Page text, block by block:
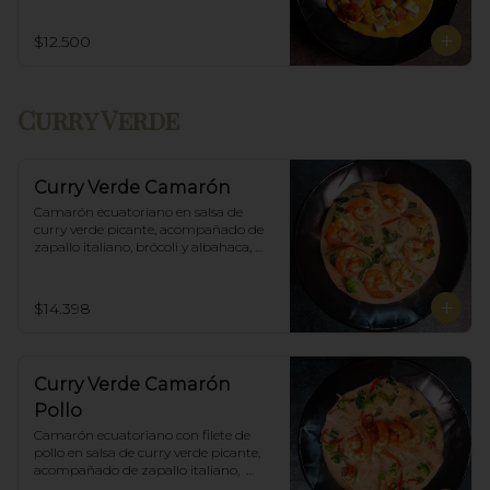
$12.500
Curry Verde
Curry Verde Camarón
Camarón ecuatoriano en salsa de
curry verde picante, acompañado de
zapallo italiano, brócoli y albahaca,
$14.398
Curry Verde Camarón
Pollo
Camarón ecuatoriano con filete de
pollo en salsa de curry verde picante,
acompañado de zapallo italiano,